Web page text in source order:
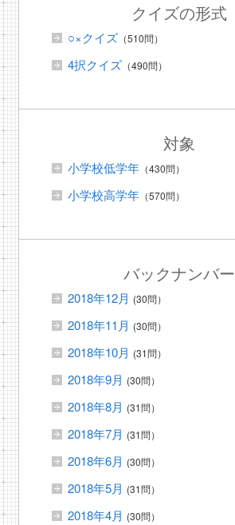
クイズの形式
○×クイズ（510問）
4択クイズ（490問）
対象
小学校低学年（430問）
小学校高学年（570問）
バックナンバー
2018年12月 (30問）
2018年11月 (30問）
2018年10月 (31問）
2018年9月 (30問）
2018年8月 (31問）
2018年7月 (31問）
2018年6月 (30問）
2018年5月 (31問）
2018年4月 (30問）